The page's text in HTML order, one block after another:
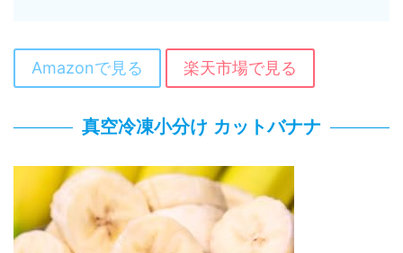
Amazonで見る 楽天市場で見る
真空冷凍小分け カットバナナ